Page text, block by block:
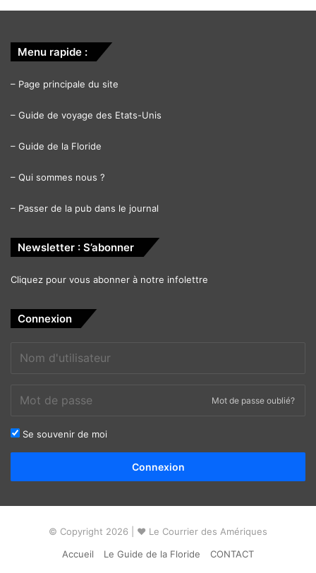
Menu rapide :
– Page principale du site
– Guide de voyage des Etats-Unis
– Guide de la Floride
– Qui sommes nous ?
– Passer de la pub dans le journal
Newsletter : S’abonner
Cliquez pour vous abonner à notre infolettre
Connexion
Mot de passe oublié?
Se souvenir de moi
Connexion
© Copyright 2026 | ❤ Le Courrier des Amériques
Accueil
Le Guide de la Floride CONTACT